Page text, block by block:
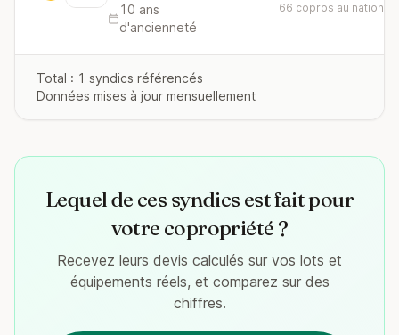
10 ans
d'ancienneté
66 copros au national
Total : 1 syndics référencés
Données mises à jour mensuellement
Lequel de ces syndics est fait pour
votre copropriété ?
Recevez leurs devis calculés sur vos lots et
équipements réels, et comparez sur des
chiffres.